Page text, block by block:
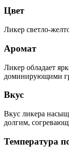
Цвет
Ликер светло-
Аромат
Ликер обладает
доминирующими
Вкус
Вкус ликера
долгим,
Температура